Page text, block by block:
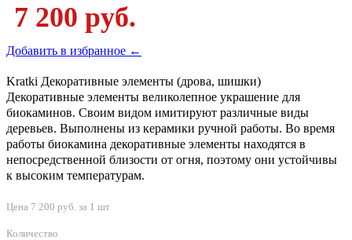
7 200 руб.
Добавить в избранное ←
Kratki Декоративные элементы (дрова, шишки)
Декоративные элементы великолепное украшение для
биокаминов. Своим видом имитируют различные виды
деревьев. Выполнены из керамики ручной работы. Во время
работы биокамина декоративные элементы находятся в
непосредственной близости от огня, поэтому они устойчивы
к высоким температурам.
Цена 7 200 руб. за 1 шт
Количество